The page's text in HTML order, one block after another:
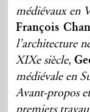
médiévaux en
François
l’architecture
XIXe siècle,
médiévale en
Avant-propos
premiers